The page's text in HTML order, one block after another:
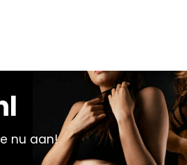
nu aan!